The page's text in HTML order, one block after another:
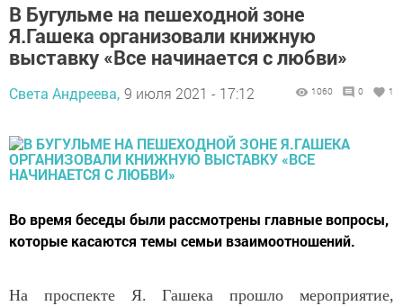
В Бугульме на пешеходной зоне
Я.Гашека организовали книжную
выставку «Все начинается с любви»
Света Андреева, 9 июля 2021 - 17:12 1060 0 1
Во время беседы были рассмотрены главные вопросы,
которые касаются темы семьи взаимоотношений.
На проспекте Я. Гашека прошло мероприятие,